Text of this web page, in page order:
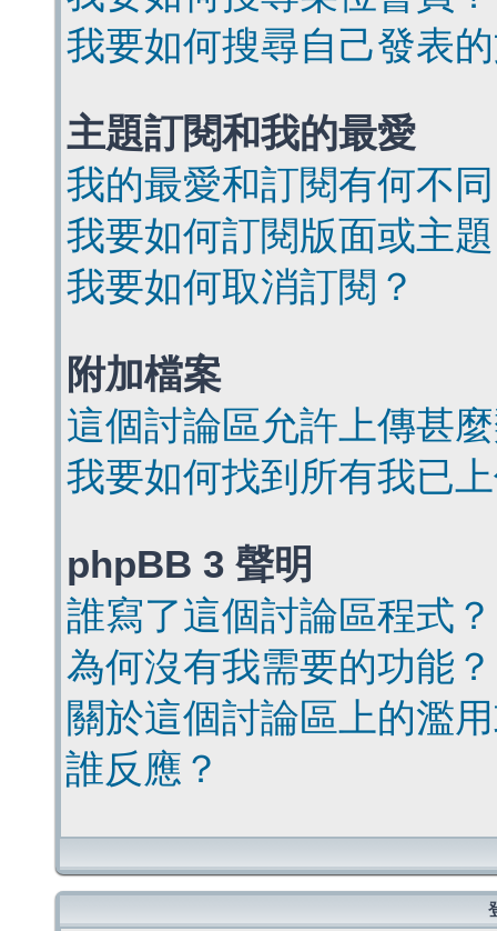
我要如何搜尋自己發表
主題訂閱和我的最愛
我的最愛和訂閱有何不
我要如何訂閱版面或主
我要如何取消訂閱？
附加檔案
這個討論區允許上傳甚
我要如何找到所有我已
phpBB 3 聲明
誰寫了這個討論區程式？
為何沒有我需要的功能？
關於這個討論區上的濫
誰反應？